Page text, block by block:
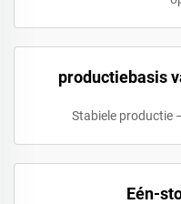
productiebasis
Stabiele productie
Eén-